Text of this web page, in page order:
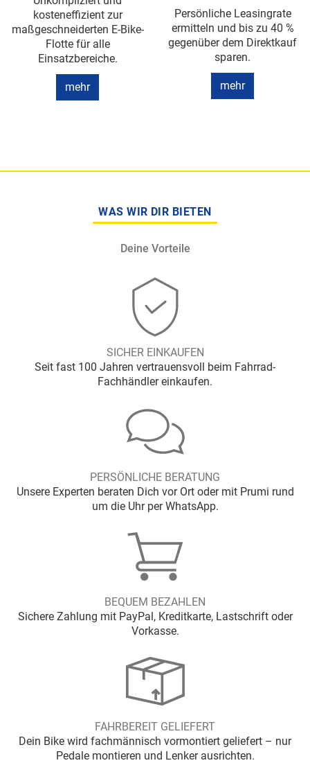
kosteneffizient zur
maßgeschneiderten E-Bike-
Flotte für alle
Einsatzbereiche.
mehr
Persönliche Leasingrate
ermitteln und bis zu 40 %
gegenüber dem Direktkauf
sparen.
mehr
WAS WIR DIR BIETEN
Deine Vorteile
SICHER EINKAUFEN
Seit fast 100 Jahren vertrauensvoll beim Fahrrad-
Fachhändler einkaufen.
PERSÖNLICHE BERATUNG
Unsere Experten beraten Dich vor Ort oder mit Prumi rund
um die Uhr per WhatsApp.
BEQUEM BEZAHLEN
Sichere Zahlung mit PayPal, Kreditkarte, Lastschrift oder
Vorkasse.
FAHRBEREIT GELIEFERT
Dein Bike wird fachmännisch vormontiert geliefert – nur
Pedale montieren und Lenker ausrichten.